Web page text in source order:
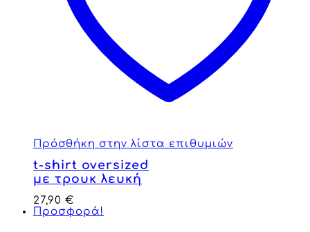
Πρόσθήκη στην λίστα επιθυμιών
t-shirt oversized
με τρουκ λευκή
27,90 €
Προσφορά!